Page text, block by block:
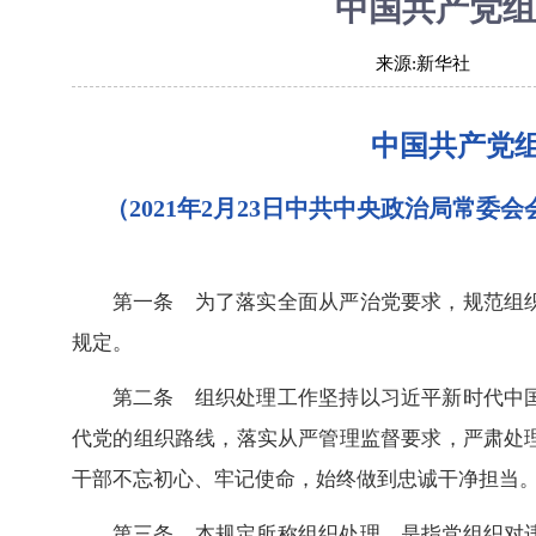
中国共产党
来源:新华社
中国共产党
（2021年2月23日中共中央政治局常委
第一条 为了落实全面从严治党要求，规范组
规定。
第二条 组织处理工作坚持以习近平新时代中
代党的组织路线，落实从严管理监督要求，严肃
干部不忘初心、牢记使命，始终做到忠诚干净担当